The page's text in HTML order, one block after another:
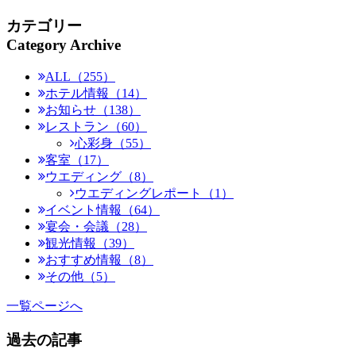
カテゴリー
Category Archive
ALL（255）
ホテル情報（14）
お知らせ（138）
レストラン（60）
心彩身（55）
客室（17）
ウエディング（8）
ウエディングレポート（1）
イベント情報（64）
宴会・会議（28）
観光情報（39）
おすすめ情報（8）
その他（5）
一覧ページへ
過去の記事